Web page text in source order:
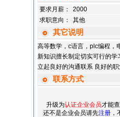
要求月薪：
2000
求职意向：
其他
其它说明
高等数学，c语言，plc编程，
新知识擅长制定切实可行的
立起良好的沟通联系 良好的
联系方式
升级为认证企业会员才能
还不是企业会员请先注册